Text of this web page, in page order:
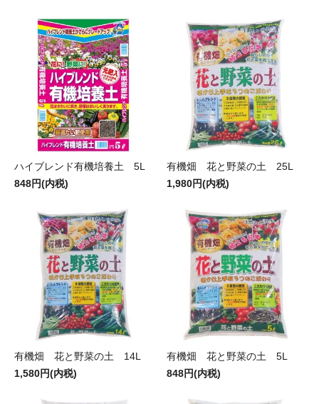
ハイブレンド有機培養土 5L
848円(内税)
有機畑 花と野菜の土 25L
1,980円(内税)
有機畑 花と野菜の土 14L
1,580円(内税)
有機畑 花と野菜の土 5L
848円(内税)